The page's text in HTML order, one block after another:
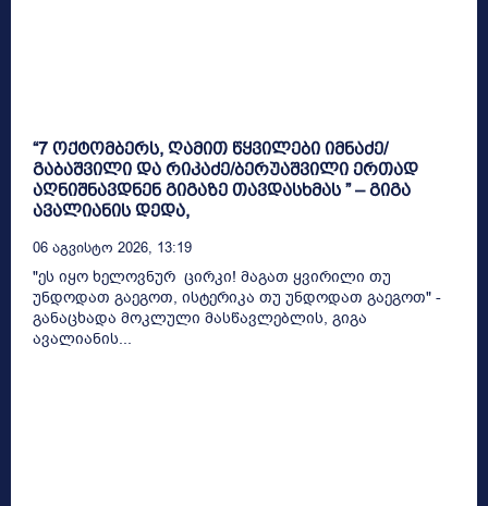
“7 ოქტომბერს, ღამით წყვილები იმნაძე/
გაბაშვილი და რიკაძე/ბერუაშვილი ერთად
აღნიშნავდნენ გიგაზე თავდასხმას ” – გიგა
ავალიანის დედა,
06 Აგვისტო 2026, 13:19
"ეს იყო ხელოვნურ ცირკი! მაგათ ყვირილი თუ
უნდოდათ გაეგოთ, ისტერიკა თუ უნდოდათ გაეგოთ" -
განაცხადა მოკლული მასწავლებლის, გიგა
ავალიანის...